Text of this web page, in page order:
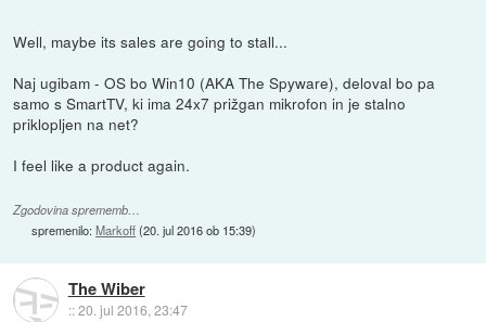
Well, maybe its sales are going to stall...
Naj ugibam - OS bo Win10 (AKA The Spyware), deloval bo pa
samo s SmartTV, ki ima 24x7 prižgan mikrofon in je stalno
priklopljen na net?
I feel like a product again.
Zgodovina sprememb…
spremenilo:Markoff(20. jul 2016 ob 15:39)
The Wiber
::20. jul 2016, 23:47